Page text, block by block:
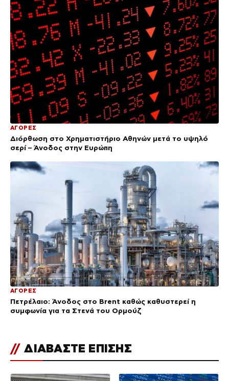
ΑΓΟΡΕΣ
Διόρθωση στο Χρηματιστήριο Αθηνών μετά το υψηλό
σερί – Άνοδος στην Ευρώπη
ΑΓΟΡΕΣ
Πετρέλαιο: Άνοδος στο Brent καθώς καθυστερεί η
συμφωνία για τα Στενά του Ορμούζ
// ΔΙΑΒΑΣΤΕ ΕΠΙΣΗΣ